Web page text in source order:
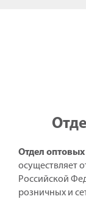
Отдел
осуществляет
Российской
розничных и